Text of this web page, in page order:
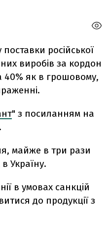
російської
виробів за кордон
40% як в грошовому,
" з посиланням на
майже в три рази
Україну.
в умовах санкцій
до продукції з